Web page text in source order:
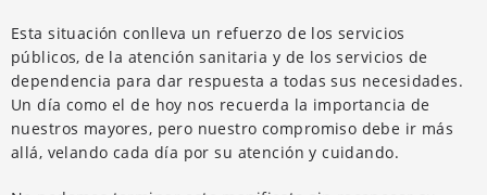
Esta situación conlleva un refuerzo de los servicios
públicos, de la atención sanitaria y de los servicios de
dependencia para dar respuesta a todas sus necesidades.
Un día como el de hoy nos recuerda la importancia de
nuestros mayores, pero nuestro compromiso debe ir más
allá, velando cada día por su atención y cuidando.